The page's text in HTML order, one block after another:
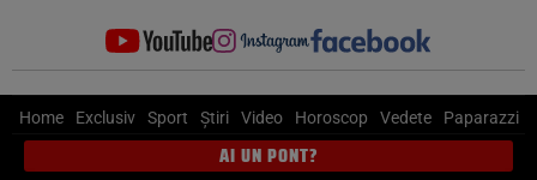
Home Exclusiv Sport Știri Video Horoscop Vedete Paparazzi
AI UN PONT?